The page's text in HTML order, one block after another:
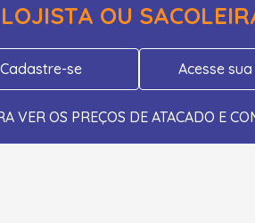
LOJISTA OU
Cadastre-se Acesse
VER OS PREÇOS DE ATACADO E